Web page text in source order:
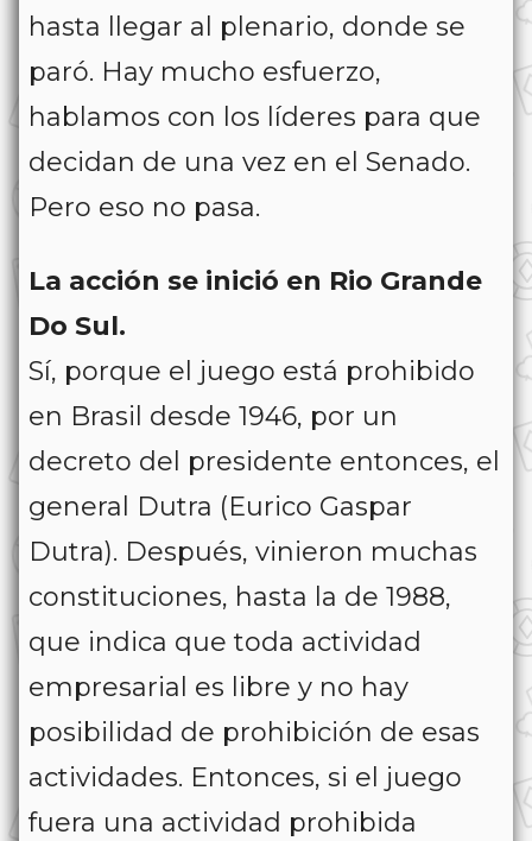
hasta llegar al plenario, donde se
paró. Hay mucho esfuerzo,
hablamos con los líderes para que
decidan de una vez en el Senado.
Pero eso no pasa.
La acción se inició en Rio Grande
Do Sul.
Sí, porque el juego está prohibido
en Brasil desde 1946, por un
decreto del presidente entonces, el
general Dutra (Eurico Gaspar
Dutra). Después, vinieron muchas
constituciones, hasta la de 1988,
que indica que toda actividad
empresarial es libre y no hay
posibilidad de prohibición de esas
actividades. Entonces, si el juego
fuera una actividad prohibida